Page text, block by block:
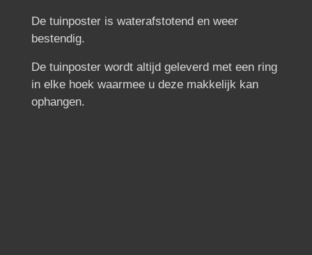
De tuinposter is waterafstotend en weer
bestendig.
De tuinposter wordt altijd geleverd met een ring
in elke hoek waarmee u deze makkelijk kan
ophangen.